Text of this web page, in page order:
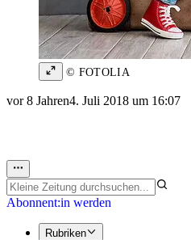
© FOTOLIA
vor 8 Jahren4. Juli 2018 um 16:07
Abonnent:in werden
Rubriken